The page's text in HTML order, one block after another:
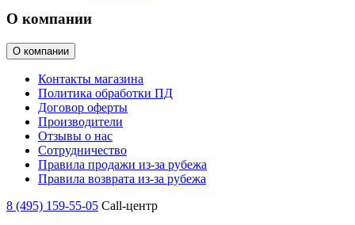
О компании
О компании
Контакты магазина
Политика обработки ПД
Договор оферты
Производители
Отзывы о нас
Сотрудничество
Правила продажи из-за рубежа
Правила возврата из-за рубежа
8 (495) 159-55-05 Call-центр